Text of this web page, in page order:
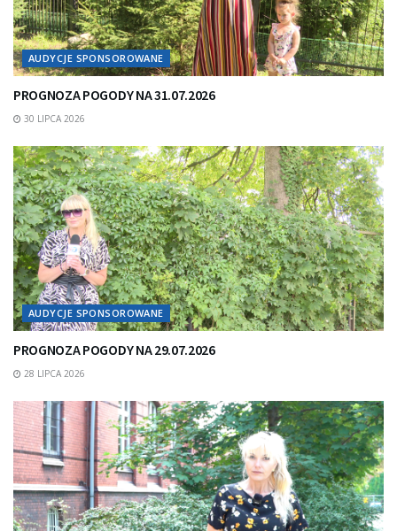
AUDYCJE SPONSOROWANE
PROGNOZA POGODY NA 31.07.2026
30 LIPCA 2026
AUDYCJE SPONSOROWANE
PROGNOZA POGODY NA 29.07.2026
28 LIPCA 2026